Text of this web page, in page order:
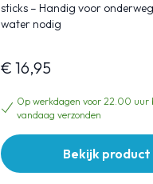
sticks – Handig voor
water nodig
€ 16,95
Op werkdagen voor 22.00 uur
vandaag verzonden
Bekijk product